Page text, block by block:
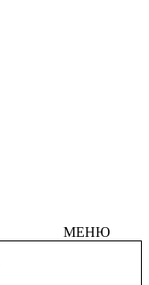
МЕНЮ